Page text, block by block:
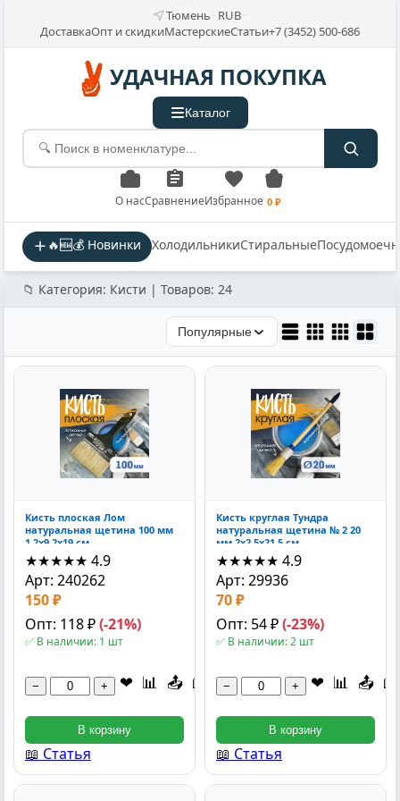
Тюмень RUB
ДоставкаОпт и скидкиМастерскиеСтатьи+7 (3452) 500-686
УДАЧНАЯ ПОКУПКА
Каталог
О насСравнениеИзбранное 0 ₽
🔥🆕💰 Новинки ХолодильникиСтиральные
📁 Категория: Кисти | Товаров: 24
Популярные
Кисть плоская Лом
натуральная щетина 100 мм
1.2x9.2x19 см
★★★★★ 4.9
Арт: 240262
150 ₽
Опт: 118 ₽(-21%)
✅ В наличии: 1 шт
− + ❤ 📊 📤 📖
В корзину
📖 Статья
Кисть круглая Тундра
натуральная щетина № 2 20
мм 2x2.5x21.5 см
★★★★★ 4.9
Арт: 29936
70 ₽
Опт: 54 ₽(-23%)
✅ В наличии: 2 шт
− + ❤ 📊 📤 📖
В корзину
📖 Статья